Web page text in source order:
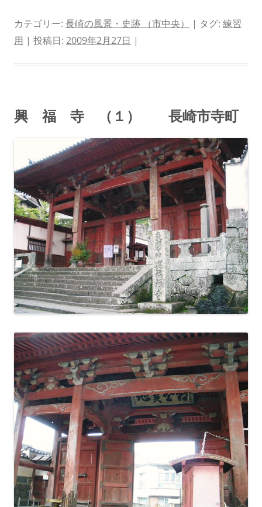
カテゴリー: 長崎の風景・史跡 （市中央） | タグ: 練習
用 | 投稿日: 2009年2月27日 |
興 福 寺 （１） 長崎市寺町